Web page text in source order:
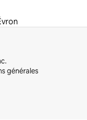
générales